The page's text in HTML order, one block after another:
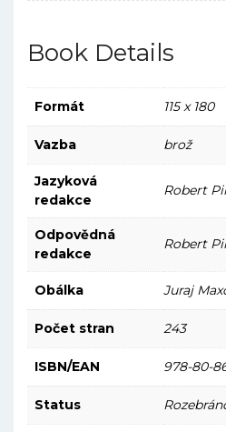
Book Details
Formát 115 x 180
Vazba brož
Jazyková
redakce
Robert
Odpovědná
redakce
Robert
Obálka Juraj
Počet stran 243
ISBN/EAN 978-80-
Status